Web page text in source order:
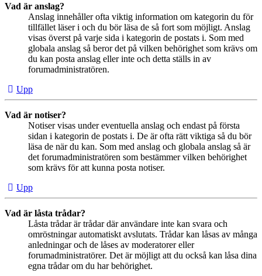
Vad är anslag?
Anslag innehåller ofta viktig information om kategorin du för
tillfället läser i och du bör läsa de så fort som möjligt. Anslag
visas överst på varje sida i kategorin de postats i. Som med
globala anslag så beror det på vilken behörighet som krävs om
du kan posta anslag eller inte och detta ställs in av
forumadministratören.
Upp
Vad är notiser?
Notiser visas under eventuella anslag och endast på första
sidan i kategorin de postats i. De är ofta rätt viktiga så du bör
läsa de när du kan. Som med anslag och globala anslag så är
det forumadministratören som bestämmer vilken behörighet
som krävs för att kunna posta notiser.
Upp
Vad är låsta trådar?
Låsta trådar är trådar där användare inte kan svara och
omröstningar automatiskt avslutats. Trådar kan låsas av många
anledningar och de låses av moderatorer eller
forumadministratörer. Det är möjligt att du också kan låsa dina
egna trådar om du har behörighet.